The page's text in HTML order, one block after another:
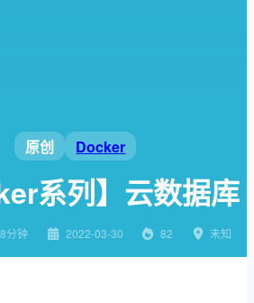
原创 Docker
系列】云数据库
8分钟 2022-03-30 82 未知